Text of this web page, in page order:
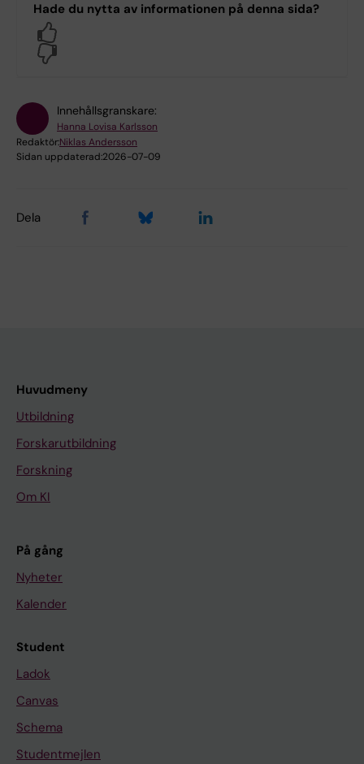
Hade du nytta av informationen på denna sida?
Innehållsgranskare:
Hanna Lovisa Karlsson
Redaktör:Niklas Andersson
Sidan uppdaterad:2026-07-09
Dela
Huvudmeny
Utbildning
Forskarutbildning
Forskning
Om KI
På gång
Nyheter
Kalender
Student
Ladok
Canvas
Schema
Studentmejlen